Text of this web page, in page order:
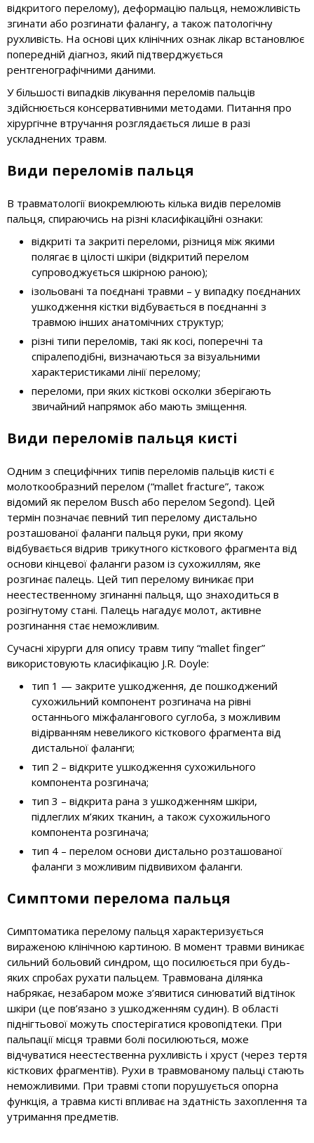
відкритого перелому), деформацію пальця, неможливість
згинати або розгинати фалангу, а також патологічну
рухливість. На основі цих клінічних ознак лікар встановлює
попередній діагноз, який підтверджується
рентгенографічними даними.
У більшості випадків лікування переломів пальців
здійснюється консервативними методами. Питання про
хірургічне втручання розглядається лише в разі
ускладнених травм.
Види переломів пальця
В травматології виокремлюють кілька видів переломів
пальця, спираючись на різні класифікаційні ознаки:
відкриті та закриті переломи, різниця між якими
полягає в цілості шкіри (відкритий перелом
супроводжується шкірною раною);
ізольовані та поєднані травми – у випадку поєднаних
ушкодження кістки відбувається в поєднанні з
травмою інших анатомічних структур;
різні типи переломів, такі як косі, поперечні та
спіралеподібні, визначаються за візуальними
характеристиками лінії перелому;
переломи, при яких кісткові осколки зберігають
звичайний напрямок або мають зміщення.
Види переломів пальця кисті
Одним з специфічних типів переломів пальців кисті є
молоткообразний перелом (“mallet fracture”, також
відомий як перелом Busch або перелом Segond). Цей
термін позначає певний тип перелому дистально
розташованої фаланги пальця руки, при якому
відбувається відрив трикутного кісткового фрагмента від
основи кінцевої фаланги разом із сухожиллям, яке
розгинає палець. Цей тип перелому виникає при
неестественному згинанні пальця, що знаходиться в
розігнутому стані. Палець нагадує молот, активне
розгинання стає неможливим.
Сучасні хірурги для опису травм типу “mallet finger”
використовують класифікацію J.R. Doyle:
тип 1 — закрите ушкодження, де пошкоджений
сухожильний компонент розгинача на рівні
останнього міжфалангового суглоба, з можливим
відірванням невеликого кісткового фрагмента від
дистальної фаланги;
тип 2 – відкрите ушкодження сухожильного
компонента розгинача;
тип 3 – відкрита рана з ушкодженням шкіри,
підлеглих м’яких тканин, а також сухожильного
компонента розгинача;
тип 4 – перелом основи дистально розташованої
фаланги з можливим підвивихом фаланги.
Симптоми перелома пальця
Симптоматика перелому пальця характеризується
вираженою клінічною картиною. В момент травми виникає
сильний больовий синдром, що посилюється при будь-
яких спробах рухати пальцем. Травмована ділянка
набрякає, незабаром може з’явитися синюватий відтінок
шкіри (це пов’язано з ушкодженням судин). В області
піднігтьової можуть спостерігатися кровопідтеки. При
пальпації місця травми болі посилюються, може
відчуватися неестественна рухливість і хруст (через тертя
кісткових фрагментів). Рухи в травмованому пальці стають
неможливими. При травмі стопи порушується опорна
функція, а травма кисті впливає на здатність захоплення та
утримання предметів.